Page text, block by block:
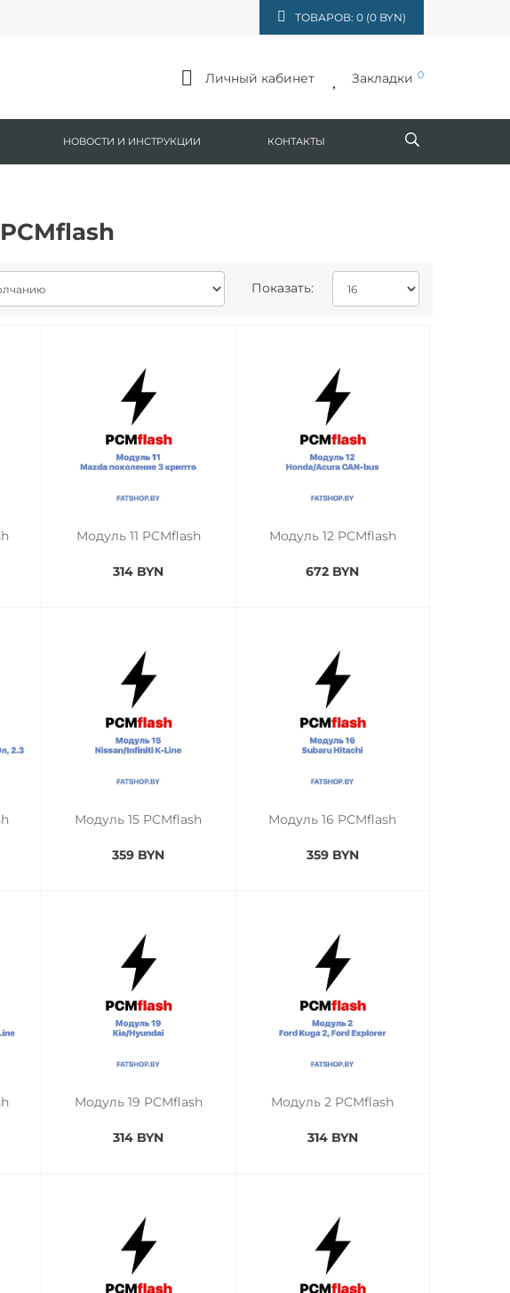
ТОВАРОВ: 0 (0 BYN)
Личный кабинет Закладки 0
НОВОСТИ И ИНСТРУКЦИИ КОНТАКТЫ
Показать:
Модуль 11 PCMflash
314 BYN
Модуль 12 PCMflash
672 BYN
Модуль 15 PCMflash
359 BYN
Модуль 16 PCMflash
359 BYN
Модуль 19 PCMflash
314 BYN
Модуль 2 PCMflash
314 BYN